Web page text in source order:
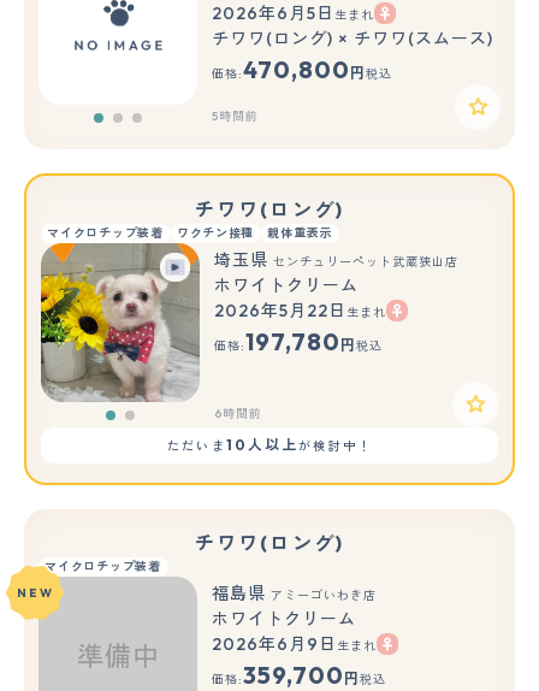
もっと見る
2026年6月5日 生まれ
チワワ(ロング) × チワワ(スムース)
価格:470,800 円 税込
5時間前
チワワ(ロング)
マイクロチップ装着 ワクチン接種 親体重表示
もっと見る
埼玉県 センチュリーペット武蔵狭山店
ホワイトクリーム
2026年5月22日 生まれ
価格:197,780 円 税込
6時間前
ただいま 10人以上が検討中！
チワワ(ロング)
マイクロチップ装着
NEW
福島県 アミーゴいわき店
ホワイトクリーム
2026年6月9日 生まれ
価格:359,700 円 税込